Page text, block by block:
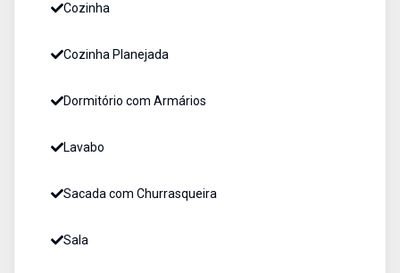
Cozinha
Cozinha Planejada
Dormitório com Armários
Lavabo
Sacada com Churrasqueira
Sala